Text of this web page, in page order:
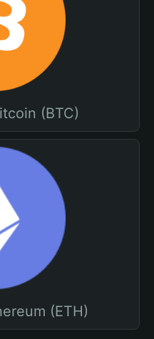
(BTC)
(ETH)